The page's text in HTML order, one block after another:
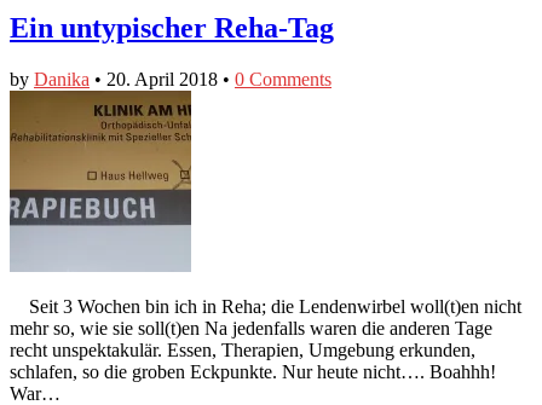
Ein untypischer Reha-Tag
by Danika • 20. April 2018 • 0 Comments
Seit 3 Wochen bin ich in Reha; die Lendenwirbel woll(t)en nicht
mehr so, wie sie soll(t)en Na jedenfalls waren die anderen Tage
recht unspektakulär. Essen, Therapien, Umgebung erkunden,
schlafen, so die groben Eckpunkte. Nur heute nicht…. Boahhh!
War…